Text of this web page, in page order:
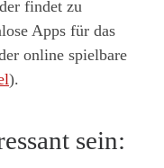
findet zu
Apps für das
online spielbare
).
sein: